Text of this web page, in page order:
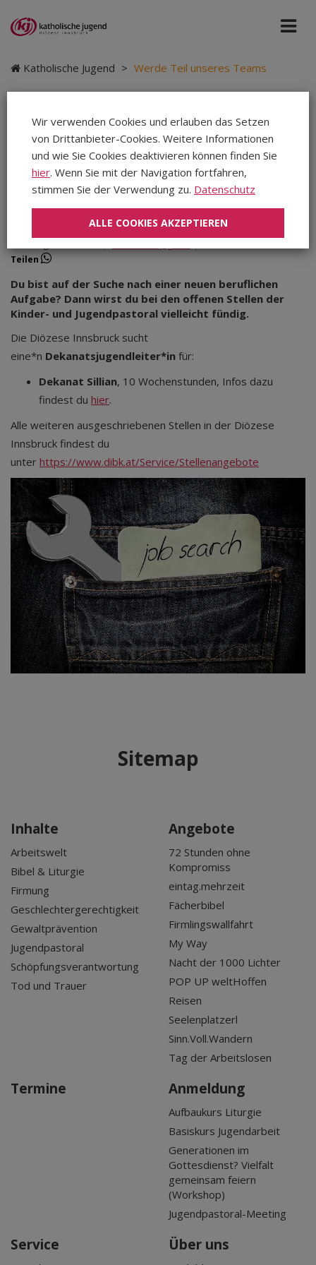
Katholische Jugend > Werde Teil unseres Teams
Werde Teil unseres
Teams
Teilen
Du bist auf der Suche nach einer neuen beruflichen
Aufgabe? Dann wirst du bei den offenen Stellen der
Kinder- und Jugendpastoral vielleicht fündig.
Die Diözese Innsbruck sucht
eine*n Dekanatsjugendleiter*in für:
Dekanat Sillian, 10 Wochenstunden, Infos dazu
findest du hier.
Alle weiteren ausgeschriebenen Stellen in der Diözese
Innsbruck findest du
unter https://www.dibk.at/Service/Stellenangebote
Sitemap
Inhalte
Arbeitswelt
Bibel & Liturgie
Firmung
Geschlechtergerechtigkeit
Gewaltprävention
Jugendpastoral
Schöpfungsverantwortung
Tod und Trauer
Angebote
72 Stunden ohne
Kompromiss
eintag.mehrzeit
Fächerbibel
Firmlingswallfahrt
My Way
Nacht der 1000 Lichter
POP UP weltHoffen
Reisen
Seelenplatzerl
Sinn.Voll.Wandern
Tag der Arbeitslosen
Termine Anmeldung
Aufbaukurs Liturgie
Basiskurs Jugendarbeit
Generationen im
Gottesdienst? Vielfalt
gemeinsam feiern
(Workshop)
Jugendpastoral-Meeting
Service Über uns
Wir verwenden Cookies und erlauben das Setzen
von Drittanbieter-Cookies. Weitere Informationen
und wie Sie Cookies deaktivieren können finden Sie
hier. Wenn Sie mit der Navigation fortfahren,
stimmen Sie der Verwendung zu. Datenschutz
ALLE COOKIES AKZEPTIEREN